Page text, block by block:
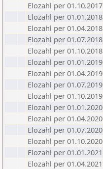
Elozahl per 01.10.2017
Elozahl per 01.01.2018
Elozahl per 01.04.2018
Elozahl per 01.07.2018
Elozahl per 01.10.2018
Elozahl per 01.01.2019
Elozahl per 01.04.2019
Elozahl per 01.07.2019
Elozahl per 01.10.2019
Elozahl per 01.01.2020
Elozahl per 01.04.2020
Elozahl per 01.07.2020
Elozahl per 01.10.2020
Elozahl per 01.01.2021
Elozahl per 01.04.2021